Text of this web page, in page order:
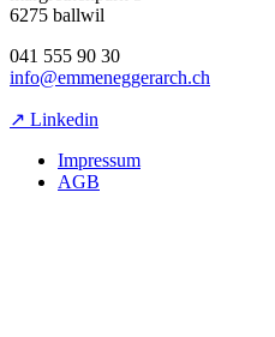
6275 ballwil
041 555 90 30
info@emmeneggerarch.ch
↗ Linkedin
Impressum
AGB